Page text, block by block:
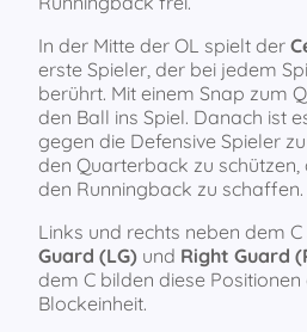
In der Mitte der OL spielt der
erste Spieler, der bei jedem
berührt. Mit einem Snap zum
den Ball ins Spiel. Danach ist
gegen die Defensive Spieler
den Quarterback zu
den Runningback zu schaffen.
Links und rechts neben dem
Guard (LG) und Right Guard
dem C bilden diese Positionen
Blockeinheit.